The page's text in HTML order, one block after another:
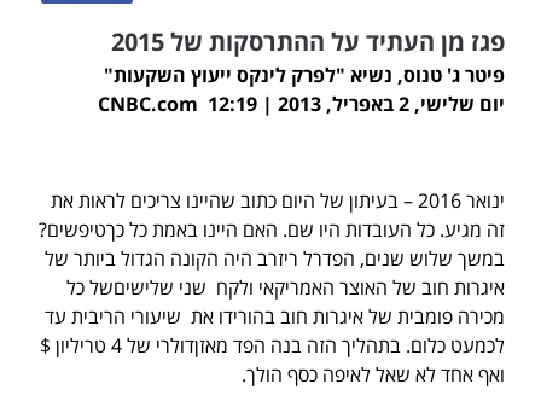
פגז מן העתיד על ההתרסקות של 2015
פיטר ג' טנוס, נשיא "לפרק לינקס ייעוץ השקעות"
יום שלישי, 2 באפריל, 2013 | 12:19 CNBC.com
ינואר 2016 – בעיתון של היום כתוב שהיינו צריכים לראות את
זה מגיע. כל העובדות היו שם. האם היינו באמת כל כךטיפשים?
במשך שלוש שנים, הפדרל ריזרב היה הקונה הגדול ביותר של
איגרות חוב של האוצר האמריקאי ולקח שני שלישיםשל כל
מכירה פומבית של איגרות חוב בהורידו את שיעורי הריבית עד
לכמעט כלום. בתהליך הזה בנה הפד מאזןדולרי של 4 טריליון $
ואף אחד לא שאל לאיפה כסף הולך.